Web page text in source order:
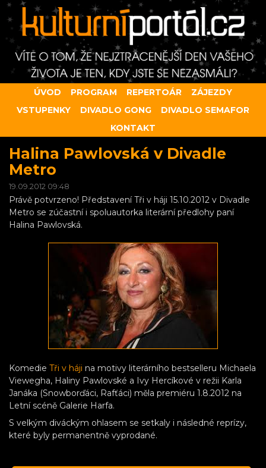
ÚVOD PROGRAM REPERTOÁR
ZÁJEZDY
VSTUPENKY
DIVADLO GONG
DIVADLO SEMAFOR
KONTAKT
Halina Pawlovská v Divadle
Metro
19.09.2012 09:48
Právě potvrzeno! Představení Tři v háji 15.10.2012 v Divadle
Metro se zúčastní i spoluautorka literární předlohy paní
Halina Pawlovská.
Komedie Tři v háji na motivy literárního bestselleru Michaela
Viewegha, Haliny Pawlovské a Ivy Hercíkové v režii Karla
Janáka (Snowborďáci, Rafťáci) měla premiéru 1.8.2012 na
Letní scéně Galerie Harfa.
S velkým diváckým ohlasem se setkaly i následné reprízy,
které byly permanentně vyprodané.